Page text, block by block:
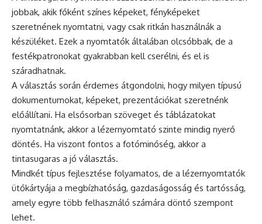
jobbak, akik főként színes képeket, fényképeket
szeretnének nyomtatni, vagy csak ritkán használnák a
készüléket. Ezek a nyomtatók általában olcsóbbak, de a
festékpatronokat gyakrabban kell cserélni, és el is
száradhatnak.
A választás során érdemes átgondolni, hogy milyen típusú
dokumentumokat, képeket, prezentációkat szeretnénk
előállítani. Ha elsősorban szöveget és táblázatokat
nyomtatnánk, akkor a lézernyomtató szinte mindig nyerő
döntés. Ha viszont fontos a fotóminőség, akkor a
tintasugaras a jó választás.
Mindkét típus fejlesztése folyamatos, de a lézernyomtatók
ütőkártyája a megbízhatóság, gazdaságosság és tartósság,
amely egyre több felhasználó számára döntő szempont
lehet.